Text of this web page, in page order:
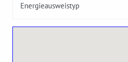
Energieausweistyp